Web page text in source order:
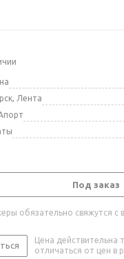
Лента
Под заказ
обязательно свяжутся с
Цена действительна
отличаться от цен в